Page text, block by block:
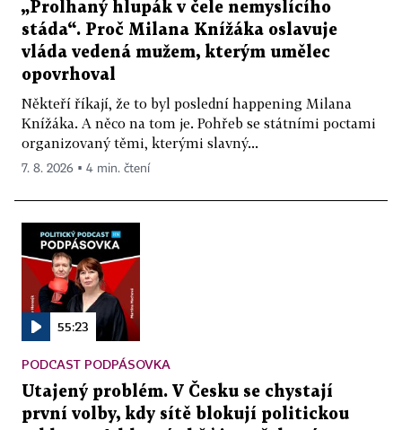
„Prolhaný hlupák v čele nemyslícího
stáda“. Proč Milana Knížáka oslavuje
vláda vedená mužem, kterým umělec
opovrhoval
Někteří říkají, že to byl poslední happening Milana
Knížáka. A něco na tom je. Pohřeb se státními poctami
organizovaný těmi, kterými slavný...
7. 8. 2026 ▪ 4 min. čtení
55:23
PODCAST PODPÁSOVKA
Utajený problém. V Česku se chystají
první volby, kdy sítě blokují politickou